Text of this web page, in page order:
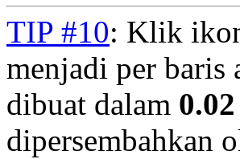
TIP #10: Klik
menjadi per baris
dibuat dalam 0.02
dipersembahkan